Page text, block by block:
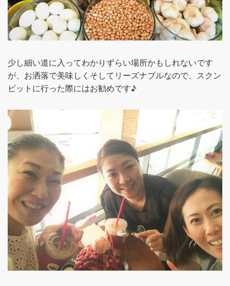
少し細い道に入ってわかりずらい場所かもしれないです
が、お洒落で美味しくそしてリーズナブルなので、スクン
ビットに行った際にはお勧めです♪